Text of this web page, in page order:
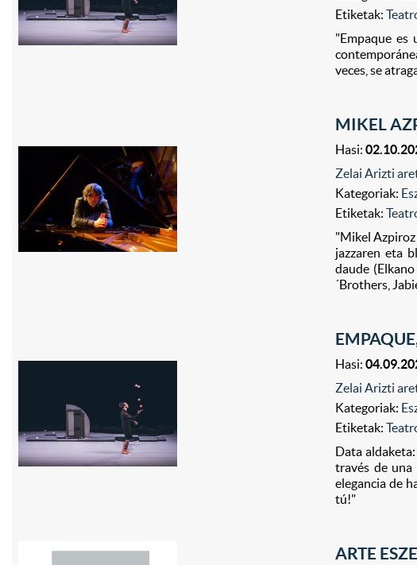
Etiketak:
"Empaque es
veces, se
MIKEL
Hasi:
Zelai Arizti
Kategoriak:
Etiketak:
"Mikel
jazzaren eta
daude
´Brothers,
Hasi:
Zelai Arizti
Kategoriak:
Etiketak:
Data
través de una
elegancia de
tú!"
ARTE